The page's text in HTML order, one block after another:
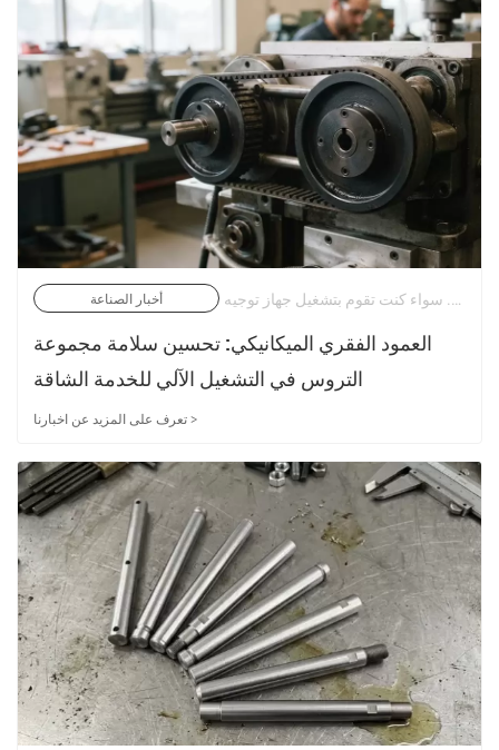
أخبار الصناعة في عالم الأتمتة الصناعية الدقيق، الحركة هي لغة الكفاءة. سواء كنت تقوم بتشغيل جهاز توجيه CNC عالي السرعة، أو جسر طباعة ثلاثي الأبعاد معقد، أو مجموعة ناقلة للخدمة الشاقة، فإن القدرة على ترجمة دوران المحرك إلى حركة خطية أو زاوية مع عدم الانزلاق أمر بالغ الأهمية. | 03/07/2026
العمود الفقري الميكانيكي: تحسين سلامة مجموعة
التروس في التشغيل الآلي للخدمة الشاقة
تعرف على المزيد عن اخبارنا >